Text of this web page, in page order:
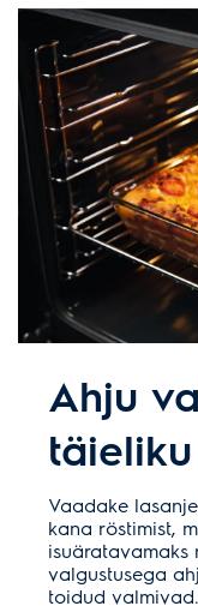
Ahju
Vaadake
kana röstimist,
isuäratavamaks
valgustusega
toidud valmivad.